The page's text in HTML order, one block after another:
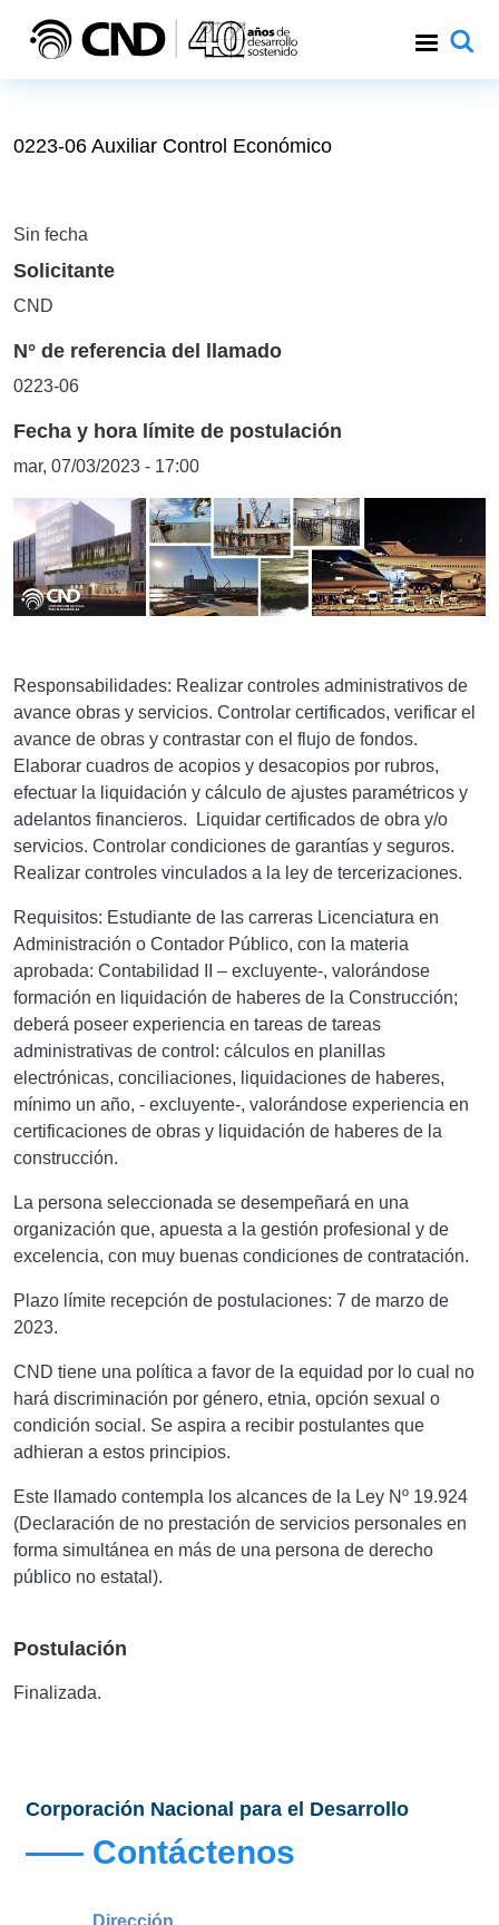
0223-06 Auxiliar Control Económico
Sin fecha
Solicitante
CND
N° de referencia del llamado
0223-06
Fecha y hora límite de postulación
mar, 07/03/2023 - 17:00
Responsabilidades: Realizar controles administrativos de
avance obras y servicios. Controlar certificados, verificar el
avance de obras y contrastar con el flujo de fondos.
Elaborar cuadros de acopios y desacopios por rubros,
efectuar la liquidación y cálculo de ajustes paramétricos y
adelantos financieros. Liquidar certificados de obra y/o
servicios. Controlar condiciones de garantías y seguros.
Realizar controles vinculados a la ley de tercerizaciones.
Requisitos: Estudiante de las carreras Licenciatura en
Administración o Contador Público, con la materia
aprobada: Contabilidad II – excluyente-, valorándose
formación en liquidación de haberes de la Construcción;
deberá poseer experiencia en tareas de tareas
administrativas de control: cálculos en planillas
electrónicas, conciliaciones, liquidaciones de haberes,
mínimo un año, - excluyente-, valorándose experiencia en
certificaciones de obras y liquidación de haberes de la
construcción.
La persona seleccionada se desempeñará en una
organización que, apuesta a la gestión profesional y de
excelencia, con muy buenas condiciones de contratación.
Plazo límite recepción de postulaciones: 7 de marzo de
2023.
CND tiene una política a favor de la equidad por lo cual no
hará discriminación por género, etnia, opción sexual o
condición social. Se aspira a recibir postulantes que
adhieran a estos principios.
Este llamado contempla los alcances de la Ley Nº 19.924
(Declaración de no prestación de servicios personales en
forma simultánea en más de una persona de derecho
público no estatal).
Postulación
Finalizada.
Corporación Nacional para el Desarrollo
Contáctenos